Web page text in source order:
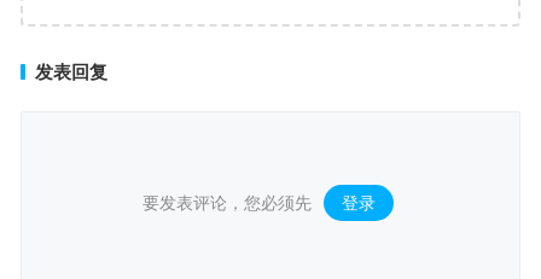
发表回复
要发表评论，您必须先 登录 。